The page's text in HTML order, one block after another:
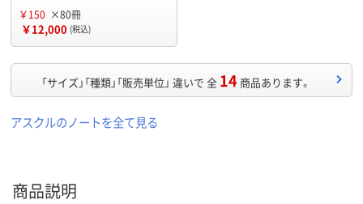
￥150 ×80冊
￥12,000 (税込)
「サイズ」「種類」「販売単位」 違いで 全 14 商品あります。
アスクルのノートを全て見る
商品説明